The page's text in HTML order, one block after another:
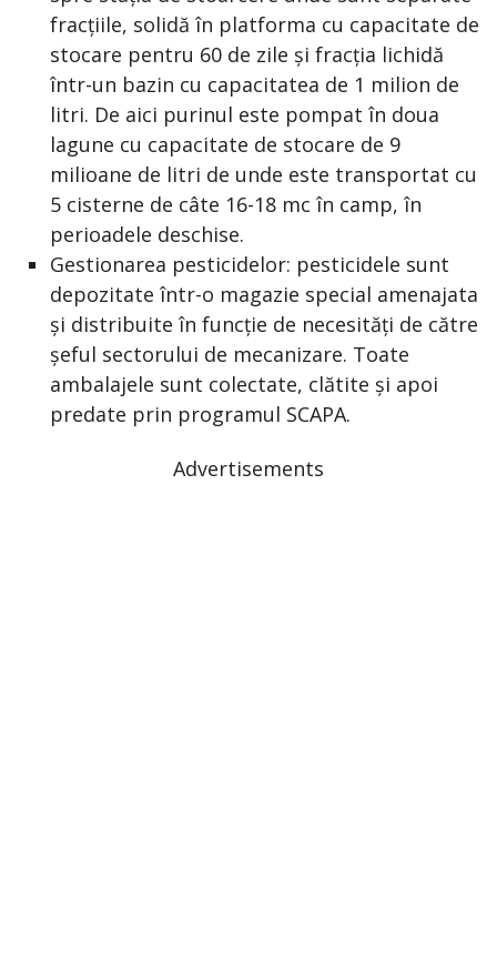
fracțiile, solidă în platforma cu capacitate de
stocare pentru 60 de zile și fracția lichidă
într-un bazin cu capacitatea de 1 milion de
litri. De aici purinul este pompat în doua
lagune cu capacitate de stocare de 9
milioane de litri de unde este transportat cu
5 cisterne de câte 16-18 mc în camp, în
perioadele deschise.
Gestionarea pesticidelor: pesticidele sunt
depozitate într-o magazie special amenajata
și distribuite în funcție de necesități de către
șeful sectorului de mecanizare. Toate
ambalajele sunt colectate, clătite și apoi
predate prin programul SCAPA.
Advertisements